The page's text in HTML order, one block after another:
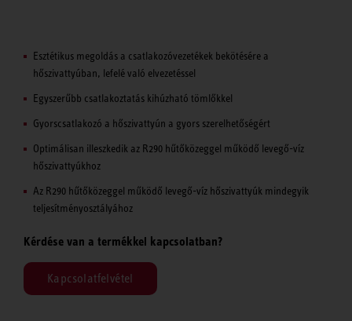
Esztétikus megoldás a csatlakozóvezetékek bekötésére a
hőszivattyúban, lefelé való elvezetéssel
Egyszerűbb csatlakoztatás kihúzható tömlőkkel
Gyorscsatlakozó a hőszivattyún a gyors szerelhetőségért
Optimálisan illeszkedik az R290 hűtőközeggel működő levegő-víz
hőszivattyúkhoz
Az R290 hűtőközeggel működő levegő-víz hőszivattyúk mindegyik
teljesítményosztályához
Kérdése van a termékkel kapcsolatban?
Kapcsolatfelvétel